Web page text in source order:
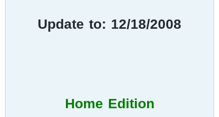
Update to: 12/18/2008
Home Edition